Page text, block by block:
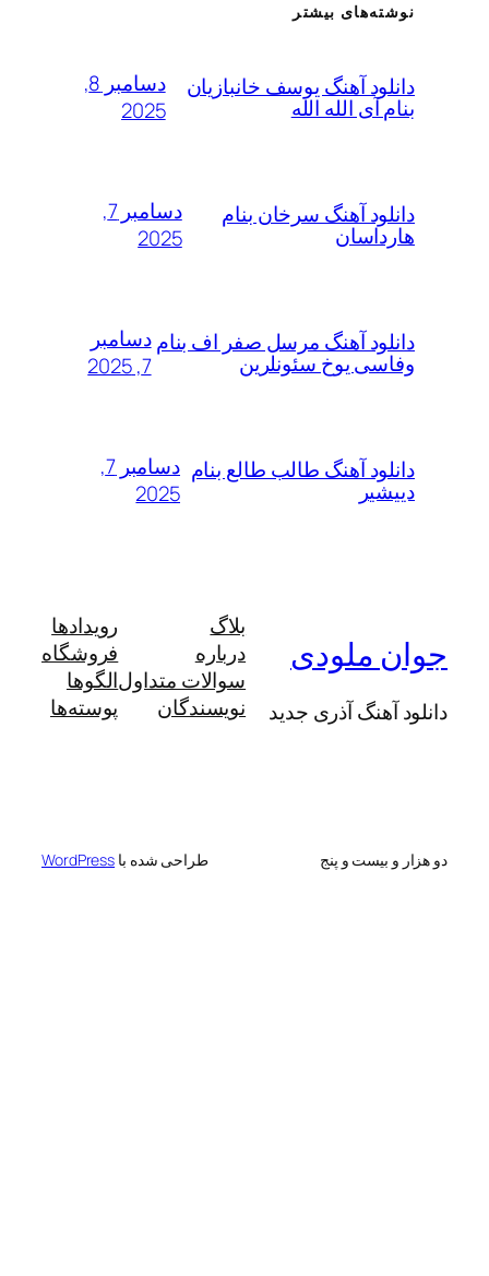
بیشتر
آهنگ یوسف خانبازیان
آی الله الله
آهنگ سرخان بنام
آهنگ مرسل صفر اف بنام
یوخ سئونلرین
دسامبر
7, 2025
آهنگ طالب طالع بنام
دسامبر 7,
ملودی
آذری جدید
درباره
سوالات متداول
نویسندگان
رویدادها
فروشگاه
الگوها
پوسته‌ها
بیست و پنج WordPress